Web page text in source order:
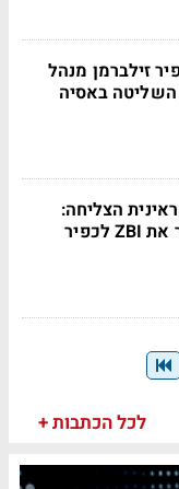
זילברמן מנהל
באסיה
הצליחה:
גרנובסקי מוכר את ZBI לכפיר
לכל הכתבות +